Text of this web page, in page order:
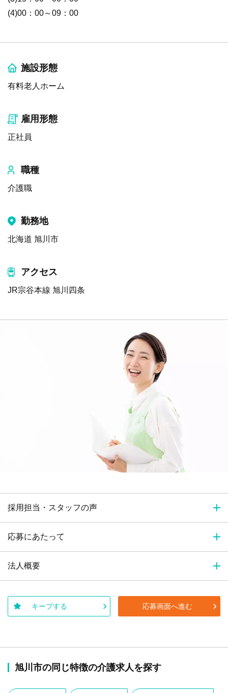
(4)00：00～09：00
施設形態
有料老人ホーム
雇用形態
正社員
職種
介護職
勤務地
北海道 旭川市
アクセス
JR宗谷本線 旭川四条
採用担当・スタッフの声
応募にあたって
法人概要
キープする 応募画面へ進む
旭川市の同じ特徴の介護求人を探す